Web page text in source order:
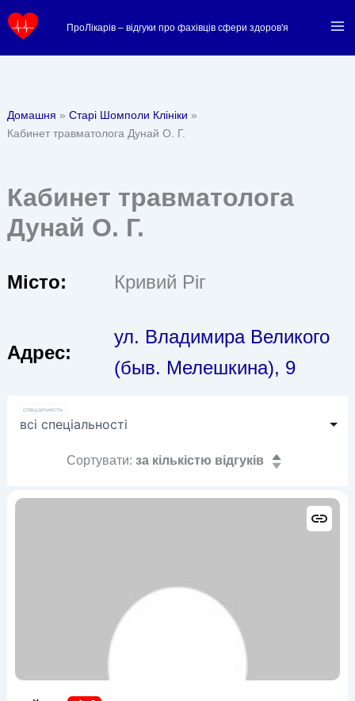
до
ПроЛікарів – відгуки про фахівців сфери здоров'я
Домашня
Старі Шомполи Клініки
Кабинет травматолога Дунай О. Г.
Кабинет травматолога
Дунай О. Г.
Місто: Кривий Ріг
Адрес:
ул. Владимира Великого
(быв. Мелешкина), 9
спеціальність
Сортувати: за кількістю відгуків